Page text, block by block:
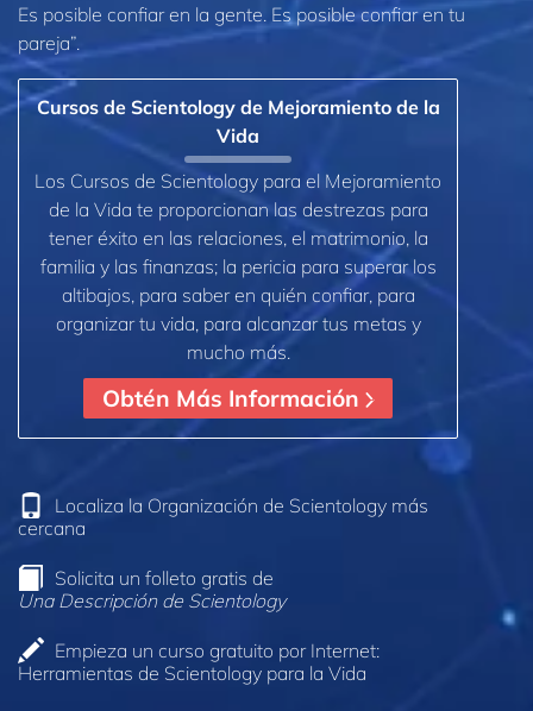
Es posible confiar en la gente. Es posible confiar en tu
pareja”.
Cursos de Scientology de Mejoramiento de la
Vida
Los Cursos de Scientology para el Mejoramiento
de la Vida te proporcionan las destrezas para
tener éxito en las relaciones, el matrimonio, la
familia y las finanzas; la pericia para superar los
altibajos, para saber en quién confiar, para
organizar tu vida, para alcanzar tus metas y
mucho más.
Obtén Más Información
Localiza la Organización de Scientology más
cercana
Solicita un folleto gratis de
Una Descripción de Scientology
Empieza un curso gratuito por Internet:
Herramientas de Scientology para la Vida